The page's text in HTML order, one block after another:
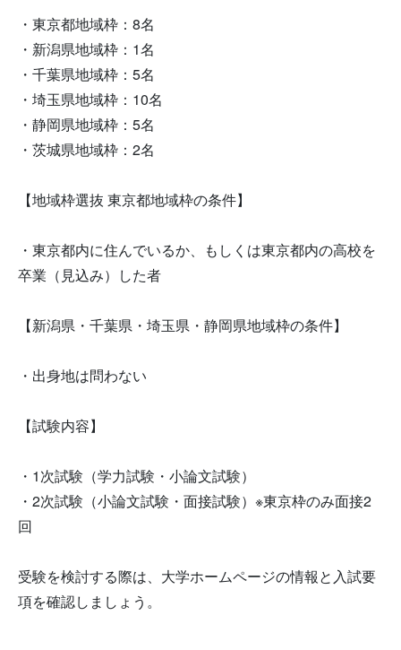
・東京都地域枠：8名
・新潟県地域枠：1名
・千葉県地域枠：5名
・埼玉県地域枠：10名
・静岡県地域枠：5名
・茨城県地域枠：2名
【地域枠選抜 東京都地域枠の条件】
・東京都内に住んでいるか、もしくは東京都内の高校を
卒業（見込み）した者
【新潟県・千葉県・埼玉県・静岡県地域枠の条件】
・出身地は問わない
【試験内容】
・1次試験（学力試験・小論文試験）
・2次試験（小論文試験・面接試験）※東京枠のみ面接2
回
受験を検討する際は、大学ホームページの情報と入試要
項を確認しましょう。